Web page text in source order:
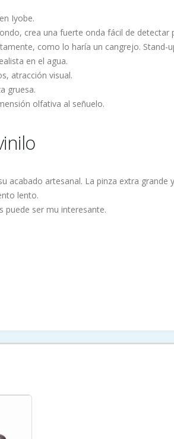
Iyobe.
crea una fuerte onda fácil de detectar
como lo haría un cangrejo. Stand-
en el agua.
atracción visual.
gruesa.
olfativa al señuelo.
acabado artesanal. La pinza extra
lento.
puede ser mu interesante.